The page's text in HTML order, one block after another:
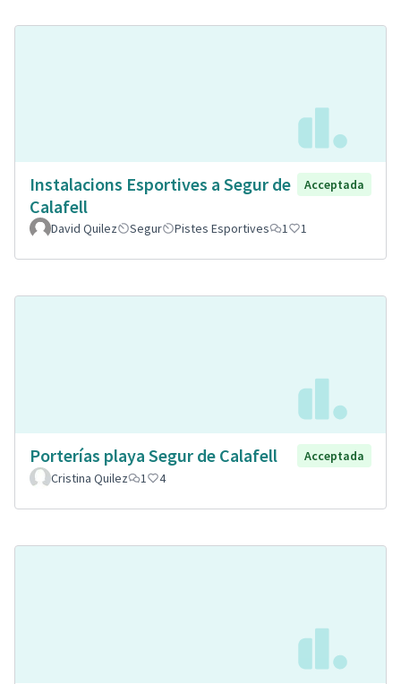
Instalacions Esportives a Segur de
Calafell
Acceptada
David Quilez Segur Pistes Esportives 1 1
Porterías playa Segur de Calafell
Acceptada
Cristina Quilez
1 4